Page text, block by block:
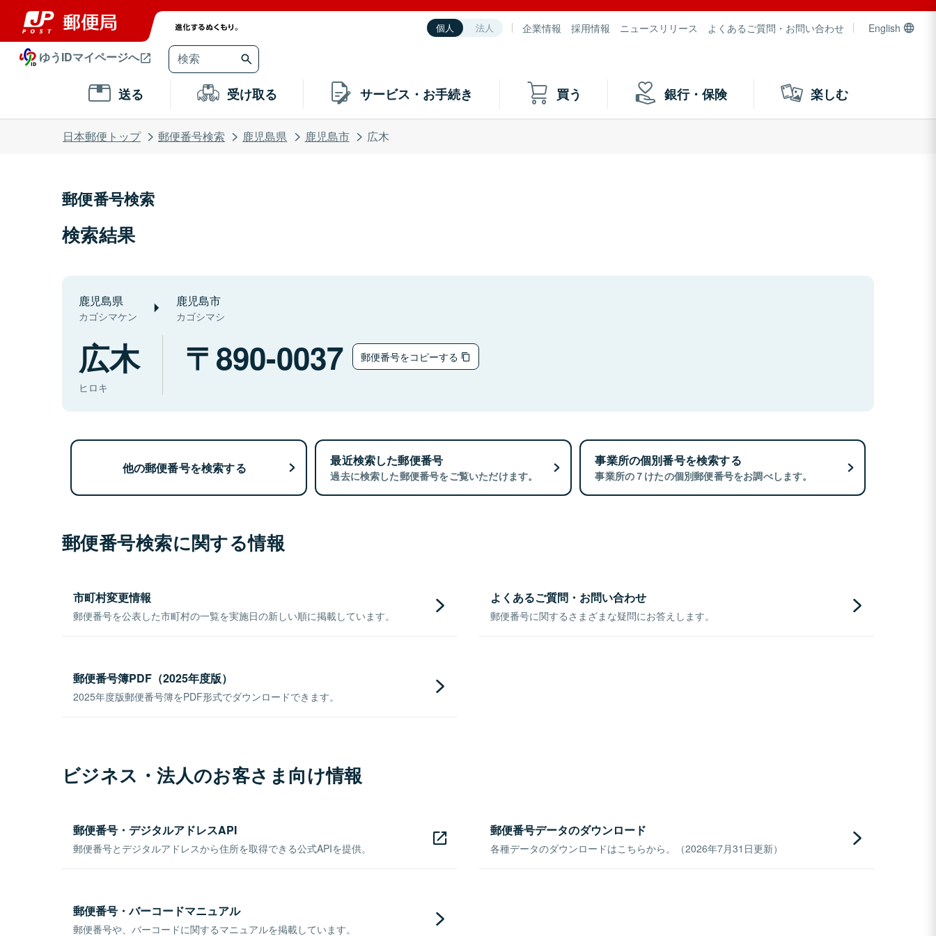
個人 法人 企業情報 採用情報 ニュースリリース よくあるご質問・お問い合わせ English
ゆうIDマイページへ
送る 受け取る サービス・お手続き 買う 銀行・保険 楽しむ
日本郵便トップ 郵便番号検索 鹿児島県 鹿児島市 広木
郵便番号検索
検索結果
鹿児島県
カゴシマケン
鹿児島市
カゴシマシ
広木
ヒロキ
890-0037 郵便番号をコピーする
他の郵便番号を検索する 最近検索した郵便番号
過去に検索した郵便番号をご覧いただけます。
事業所の個別番号を検索する
事業所の７けたの個別郵便番号をお調べします。
郵便番号検索に関する情報
市町村変更情報
郵便番号を公表した市町村の一覧を実施日の新しい順に掲載しています。
よくあるご質問・お問い合わせ
郵便番号に関するさまざまな疑問にお答えします。
郵便番号簿PDF（2025年度版）
2025年度版郵便番号簿をPDF形式でダウンロードできます。
ビジネス・法人のお客さま向け情報
郵便番号・デジタルアドレスAPI
郵便番号とデジタルアドレスから住所を取得できる公式APIを提供。
郵便番号データのダウンロード
各種データのダウンロードはこちらから。（2026年7月31日更新）
郵便番号・バーコードマニュアル
郵便番号や、バーコードに関するマニュアルを掲載しています。